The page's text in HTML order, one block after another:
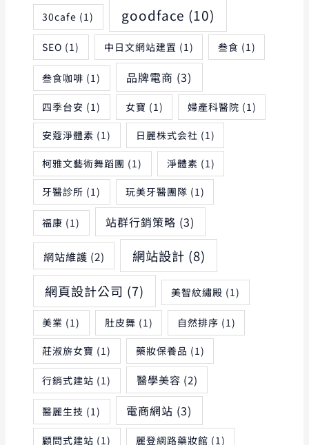
30cafe (1) goodface (10)
SEO (1) 中日文網站建置 (1) 叁食 (1)
叁食咖啡 (1) 品牌電商 (3)
四季台安 (1) 女寶 (1) 婦產科醫院 (1)
安蔻淨體素 (1) 日麗株式会社 (1)
柯雅文藝術舞蹈團 (1) 淨體素 (1)
牙醫診所 (1) 玩美牙醫團隊 (1)
福康 (1) 站群行銷策略 (3)
網站維護 (2) 網站設計 (8)
網頁設計公司 (7) 美智紋繡殿 (1)
美業 (1) 肚皮舞 (1) 自然排序 (1)
莊淑旂女寶 (1) 藥妝保養品 (1)
行銷式建站 (1) 醫學美容 (2)
醫麗生技 (1) 電商網站 (3)
顧問式建站 (1) 麗登網路藥妝館 (1)